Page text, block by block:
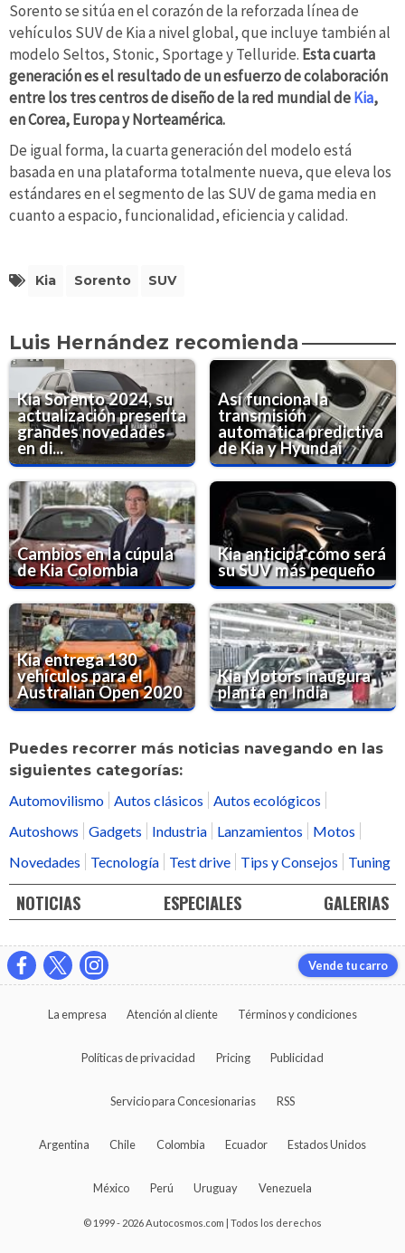
Sorento se sitúa en el corazón de la reforzada línea de
vehículos SUV de Kia a nivel global, que incluye también al
modelo Seltos, Stonic, Sportage y Telluride. Esta cuarta
generación es el resultado de un esfuerzo de colaboración
entre los tres centros de diseño de la red mundial deKia,
en Corea, Europa y Norteamérica.
De igual forma, la cuarta generación del modelo está
basada en una plataforma totalmente nueva, que eleva los
estándares en el segmento de las SUV de gama media en
cuanto a espacio, funcionalidad, eficiencia y calidad.
Kia Sorento SUV
Luis Hernández recomienda
Kia Sorento 2024, su
actualización presenta
grandes novedades
en di...
Así funciona la
transmisión
automática predictiva
de Kia y Hyundai
Cambios en la cúpula
de Kia Colombia
Kia anticipa cómo será
su SUV más pequeño
Kia entrega 130
vehículos para el
Australian Open 2020
Kia Motors inaugura
planta en India
Puedes recorrer más noticias navegando en las
siguientes categorías:
Automovilismo Autos clásicos
Autos ecológicos
Autoshows
Gadgets Industria Lanzamientos
Motos
Novedades
Tecnología Test drive Tips y Consejos Tuning
NOTICIAS ESPECIALES GALERIAS
Vende tu carro
La empresa Atención al cliente Términos y condiciones
Políticas de privacidad Pricing Publicidad
Servicio para Concesionarias RSS
Argentina Chile Colombia Ecuador Estados Unidos
México Perú Uruguay Venezuela
© 1999 - 2026 Autocosmos.com | Todos los derechos